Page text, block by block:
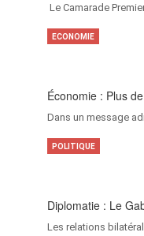
‎Le Camarade
Économie : Plus
Dans un message
ECONOMIE
Diplomatie : Le
Les relations
POLITIQUE